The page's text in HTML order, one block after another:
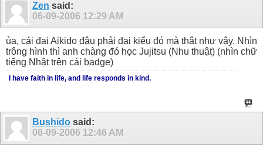
Zen said:
06-09-2006 12:29 AM
ủa, cái đai Aikido đâu phải đai kiểu đó mà thắt như vậy. Nhìn
trông hình thì anh chàng đó học Jujitsu (Nhu thuật) (nhìn chữ
tiếng Nhật trên cái badge)
I have faith in life, and life responds in kind.
Bushido said:
06-09-2006 12:46 AM